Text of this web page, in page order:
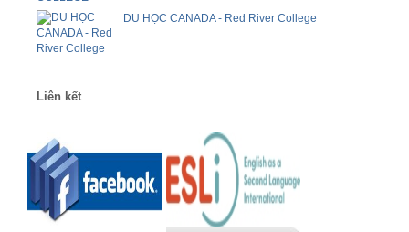
DU HỌC CANADA - Red River College
Liên kết